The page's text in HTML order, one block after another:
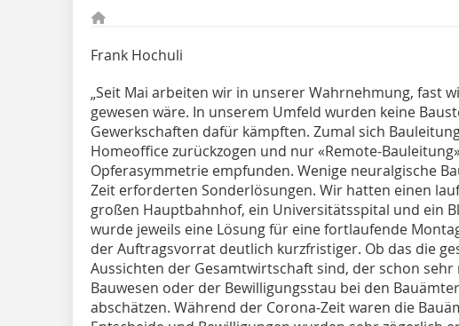
Frank Hochuli
„Seit Mai arbeiten wir in unserer Wahrnehmung, fast
gewesen wäre. In unserem Umfeld wurden keine
Gewerkschaften dafür kämpften. Zumal sich
Homeoffice zurückzogen und nur «Remote-
Opferasymmetrie empfunden. Wenige neuralgische
Zeit erforderten Sonderlösungen. Wir hatten einen
großen Hauptbahnhof, ein Universitätsspital und ein
wurde jeweils eine Lösung für eine fortlaufende
der Auftragsvorrat deutlich kurzfristiger. Ob das die
Aussichten der Gesamtwirtschaft sind, der schon
Bauwesen oder der Bewilligungsstau bei den
abschätzen. Während der Corona-Zeit waren die